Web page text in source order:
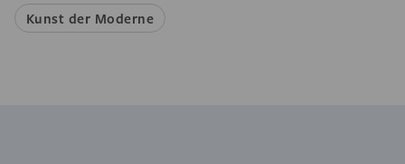
Kunst der Moderne